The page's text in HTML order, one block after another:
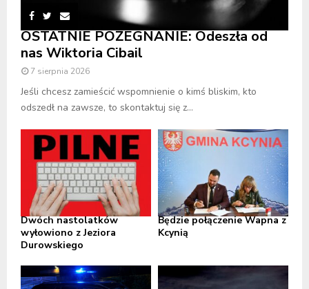
OSTATNIE POŻEGNANIE: Odeszła od
nas Wiktoria Cibail
7 sierpnia 2026
Jeśli chcesz zamieścić wspomnienie o kimś bliskim, kto
odszedł na zawsze, to skontaktuj się z...
Dwóch nastolatków
wyłowiono z Jeziora
Durowskiego
Będzie połączenie Wapna z
Kcynią